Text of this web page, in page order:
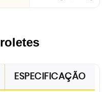
roletes
ESPECIFICAÇÃO